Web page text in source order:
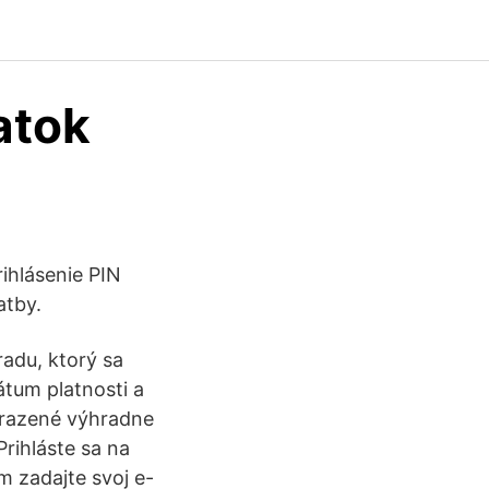
PIN
ktorý sa
platnosti a
výhradne
sa na
zadajte svoj e-